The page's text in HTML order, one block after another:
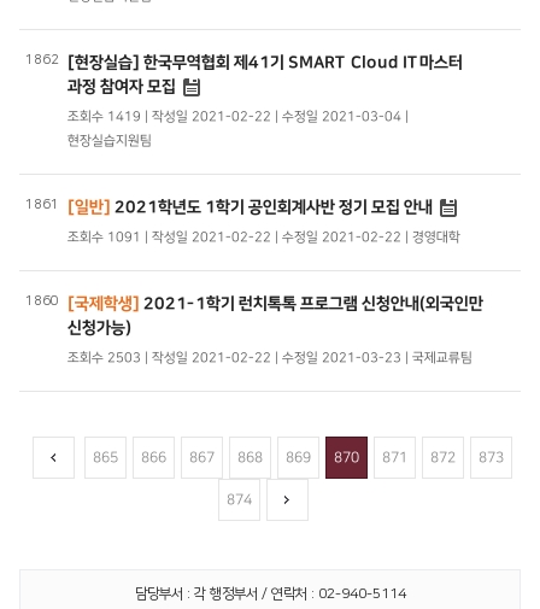
1862
[현장실습] 한국무역협회 제41기 SMART Cloud IT마스터
과정 참여자 모집
조회수 1419 | 작성일 2021-02-22 | 수정일 2021-03-04 |
현장실습지원팀
1861 [일반] 2021학년도 1학기 공인회계사반 정기 모집 안내
조회수 1091 | 작성일 2021-02-22 | 수정일 2021-02-22 | 경영대학
1860 [국제학생] 2021-1학기 런치톡톡 프로그램 신청안내(외국인만
신청가능)
조회수 2503 | 작성일 2021-02-22 | 수정일 2021-03-23 | 국제교류팀
865 866 867 868 869 870 871 872 873
874
담당부서 : 각 행정부서 / 연락처 : 02-940-5114